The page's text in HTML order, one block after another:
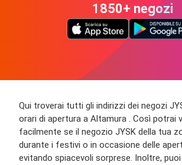
1850+ negozi
Qui troverai tutti gli indirizzi dei negozi
orari di apertura a Altamura . Così potrai
facilmente se il negozio JYSK della tua
durante i festivi o in occasione delle
evitando spiacevoli sorprese. Inoltre,